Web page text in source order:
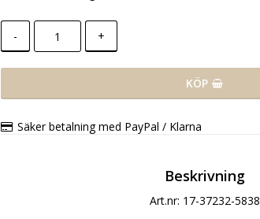
- +
KÖP
Säker betalning med PayPal / Klarna
Beskrivning
Art.nr: 17-37232-5838